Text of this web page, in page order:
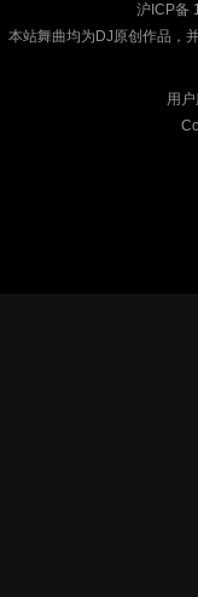
沪ICP备
本站舞曲均为DJ原创作品，
用